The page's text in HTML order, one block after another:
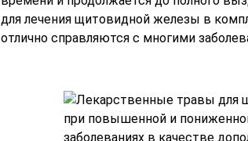
для лечения щитовидной железы в
отлично справляются с многими